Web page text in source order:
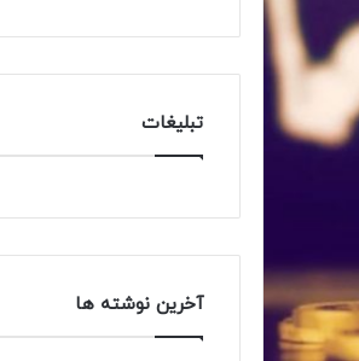
تبلیغات
آخرین نوشته ها